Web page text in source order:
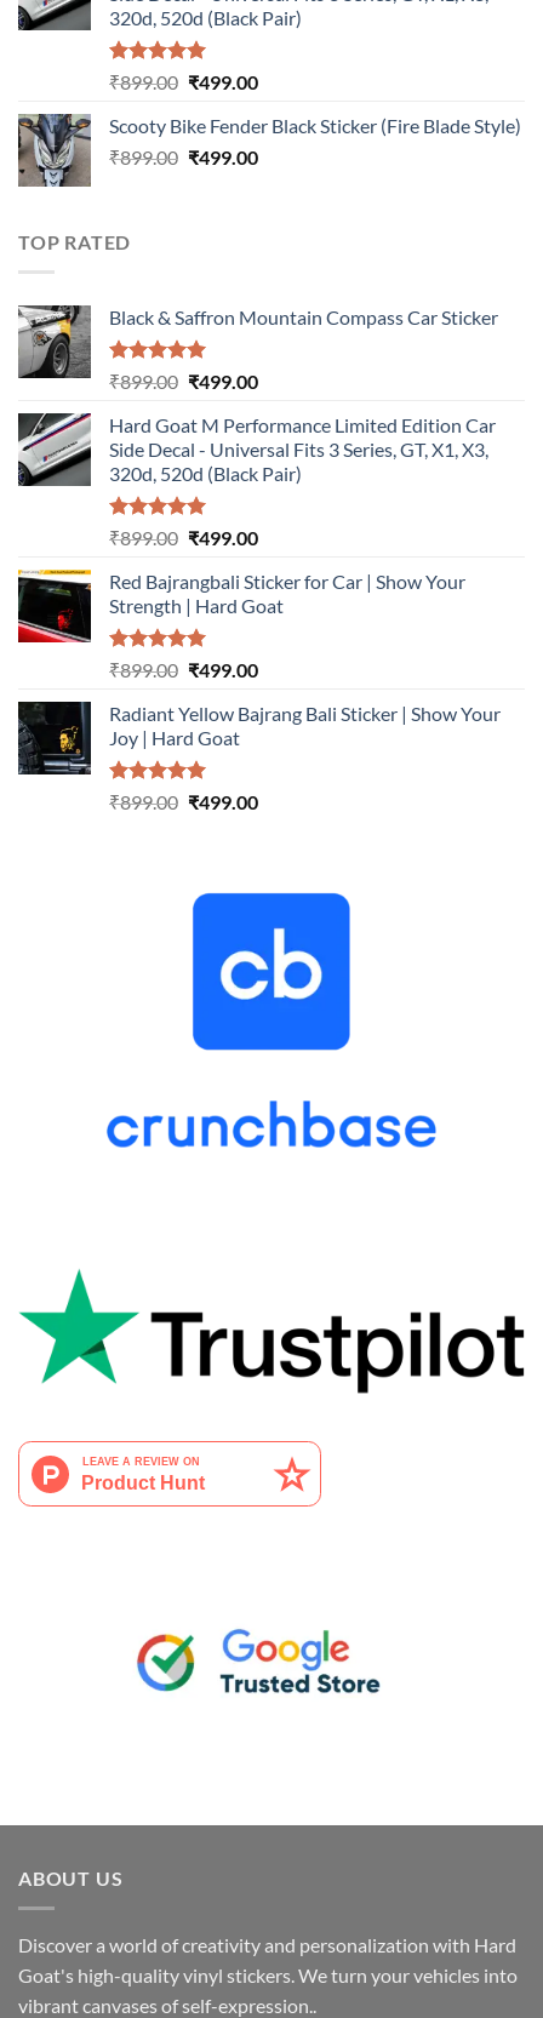
320d, 520d (Black Pair)
Rated5.00
₹899.00 Original
was:
₹899.00.
₹499.00Current
is:
₹499.00.
Scooty Bike Fender Black Sticker (Fire Blade Style)
₹899.00 Original
₹499.00Current
TOP RATED
Black & Saffron Mountain Compass Car Sticker
Rated5.00
₹899.00 Original
was:
₹899.00.
₹499.00Current
is:
₹499.00.
Hard Goat M Performance Limited Edition Car
Side Decal - Universal Fits 3 Series, GT, X1, X3,
320d, 520d (Black Pair)
Rated5.00
₹899.00 Original
was:
₹899.00.
₹499.00Current
is:
₹499.00.
Red Bajrangbali Sticker for Car | Show Your
Strength | Hard Goat
Rated5.00
₹899.00 Original
was:
₹899.00.
₹499.00Current
is:
Radiant Yellow Bajrang Bali Sticker | Show Your
Joy | Hard Goat
Rated5.00
₹899.00 Original
₹499.00Current
ABOUT US
Discover a world of creativity and personalization with Hard
Goat's high-quality vinyl stickers. We turn your vehicles into
vibrant canvases of self-expression..